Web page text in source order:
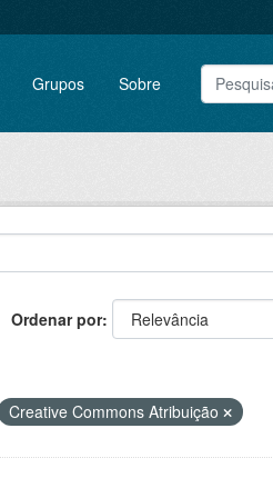
Grupos Sobre
Ordenar por
Creative Commons Atribuição